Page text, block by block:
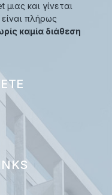
και γίνεται
πλήρως
καμία διάθεση